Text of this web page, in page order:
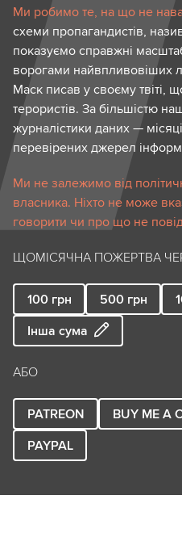
Ми робимо те, на що не
схеми пропагандистів,
показуємо справжні
ворогами найвпливовіших
Маск писав у своєму твіті,
терористів. За більшістю
журналістики даних —
перевірених джерел
Ми не залежимо від
власника. Ніхто не може
говорити чи про що не
ЩОМІСЯЧНА ПОЖЕРТВА
100 грн 500 грн
Інша сума
АБО
PATREON BUY ME A
PAYPAL